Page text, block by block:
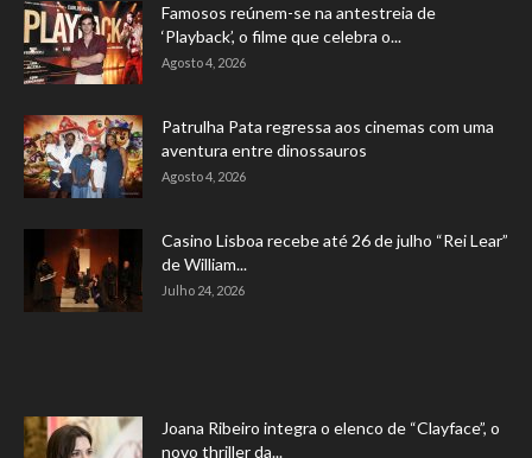
Famosos reúnem-se na antestreia de
‘Playback’, o filme que celebra o...
Agosto 4, 2026
Patrulha Pata regressa aos cinemas com uma
aventura entre dinossauros
Agosto 4, 2026
Casino Lisboa recebe até 26 de julho “Rei Lear”
de William...
Julho 24, 2026
Joana Ribeiro integra o elenco de “Clayface”, o
novo thriller da...